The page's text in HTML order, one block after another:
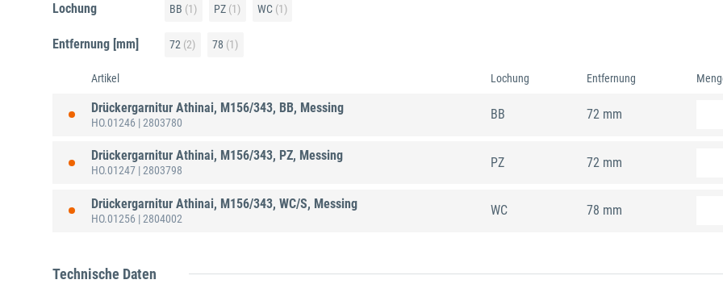
Lochung BB (1) PZ (1) WC(1)
Entfernung [mm] 72 (2) 78 (1)
Artikel Lochung Entfernung
Drückergarnitur Athinai, M156/343, BB, Messing
HO.01246 | 2803780
BB 72 mm
Drückergarnitur Athinai, M156/343, PZ, Messing
HO.01247 | 2803798
PZ 72 mm
Drückergarnitur Athinai, M156/343, WC/S, Messing
HO.01256 | 2804002
WC 78 mm
Technische Daten